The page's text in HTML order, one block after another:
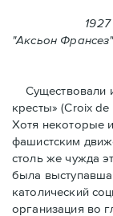
"Аксьон
Существовали
кресты» (Croix
Хотя некоторые
фашистским
столь же чужда
была
католический
организация во